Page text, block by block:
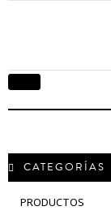
Navegación
CATEGORÍAS
PRODUCTOS